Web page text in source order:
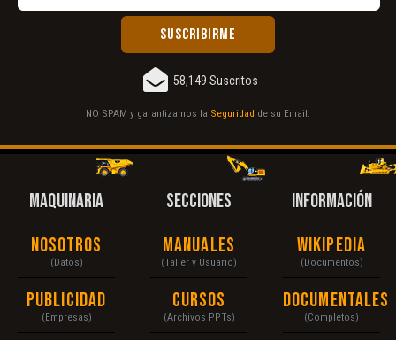
58,149 Suscritos
NO SPAM y garantizamos la Seguridad de su Email.
MAQUINARIA
Nosotros
(Datos)
Publicidad
(Empresas)
SECCIONES
Manuales
(Taller y Usuario)
Cursos
(Archivos PPTs)
INFORMACIÓN
Wikipedia
(Documentos)
Documentales
(Completos)